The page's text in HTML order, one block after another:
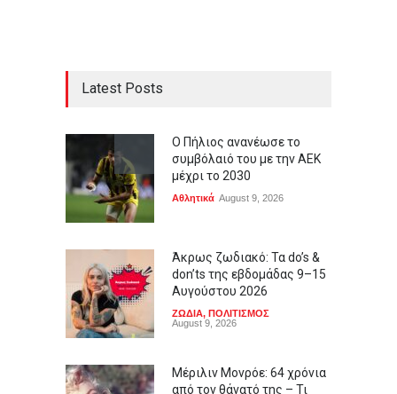
Latest Posts
Ο Πήλιος ανανέωσε το
συμβόλαιό του με την ΑΕΚ
μέχρι το 2030
Αθλητικά August 9, 2026
Άκρως ζωδιακό: Τα do’s &
don’ts της εβδομάδας 9–15
Αυγούστου 2026
ΖΩΔΙΑ, ΠΟΛΙΤΙΣΜΟΣ
August 9, 2026
Μέριλιν Μονρόε: 64 χρόνια
από τον θάνατό της – Τι